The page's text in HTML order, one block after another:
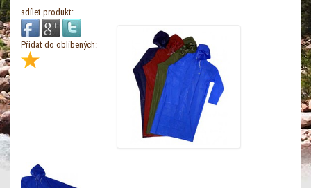
sdílet produkt:
Přidat do oblíbených: